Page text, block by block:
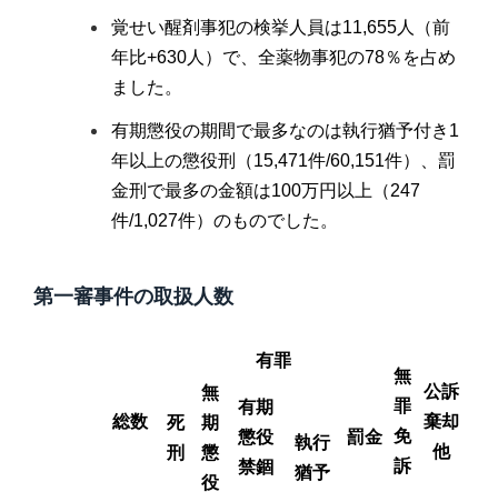
覚せい醒剤事犯の検挙人員は11,655人（前
年比+630人）で、全薬物事犯の78％を占め
ました。
有期懲役の期間で最多なのは執行猶予付き1
年以上の懲役刑（15,471件/60,151件）、罰
金刑で最多の金額は100万円以上（247
件/1,027件）のものでした。
第一審事件の取扱人数
総数
有罪
無
罪
免
訴
公訴
棄却
他
死
刑
無
期
懲
役
有期
懲役
禁錮
罰金
執行
猶予